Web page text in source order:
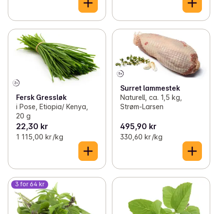
Fersk Gressløk
i Pose, Etiopia/ Kenya,
20 g
22,30 kr
1 115,00 kr /kg
Surret lammestek
Naturell, ca. 1,5 kg,
Strøm-Larsen
495,90 kr
330,60 kr /kg
3 for 64 kr